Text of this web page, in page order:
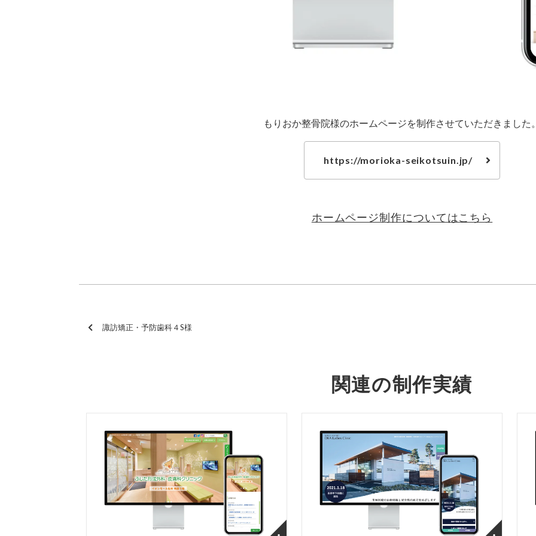
もりおか整骨院様のホームページを制作させていただきました
https://morioka-seikotsuin.jp/
ホームページ制作についてはこちら
諏訪矯正・予防歯科４S様
関連の制作実績